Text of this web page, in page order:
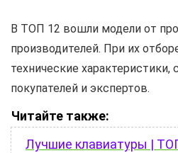
В ТОП 12 вошли модели от
производителей. При их
технические
покупателей и экспертов.
Читайте также:
Лучшие клавиатуры |